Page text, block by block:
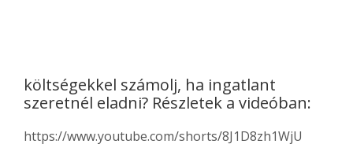
költségekkel számolj, ha ingatlant
szeretnél eladni? Részletek a videóban:
https://www.youtube.com/shorts/8J1D8zh1WjU